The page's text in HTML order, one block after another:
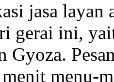
jasa layan
gerai ini,
Gyoza.
menu-